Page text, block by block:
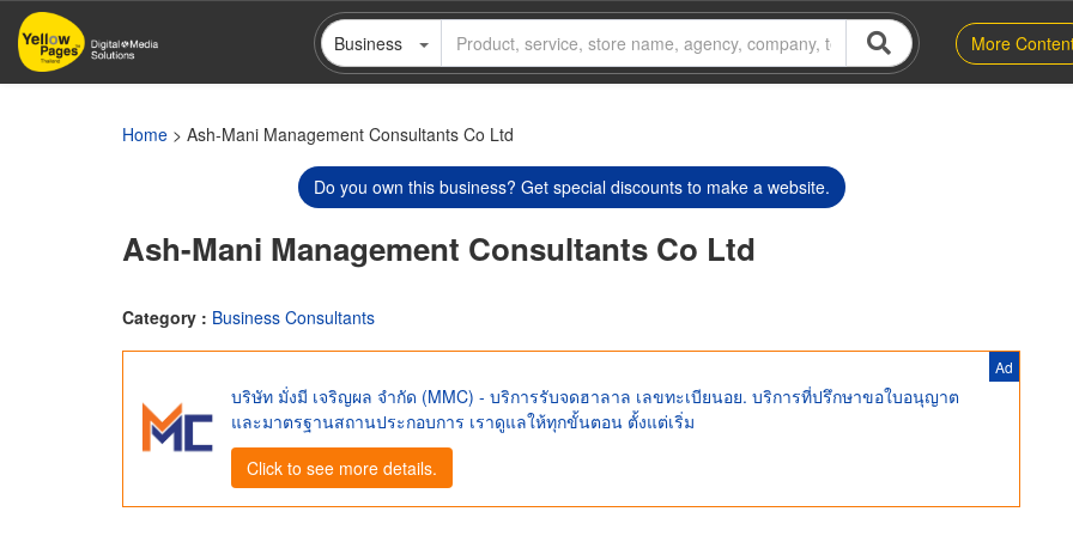
Skip
main
Business More
Home > Ash-Mani Management Consultants Co Ltd
Do you own this business? Get special discounts to make a website.
Ash-Mani Management Consultants Co Ltd
Category : Business Consultants
Ad
บริษัท มั่งมี เจริญผล จำกัด (MMC) - บริการรับจดฮาลาล เลขทะเบียนอย. บริการที่ปรึกษาขอใบอนุญาต
และมาตรฐานสถานประกอบการ เราดูแลให้ทุกขั้นตอน ตั้งแต่เริ่ม
Click to see more details.